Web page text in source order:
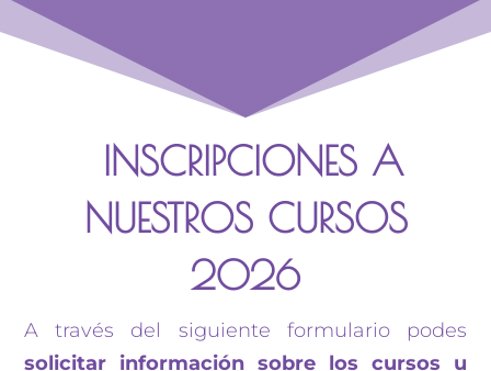
INSCRIPCIONES A
NUESTROS CURSOS
2026
A través del siguiente formulario podes
solicitar información sobre los cursos u